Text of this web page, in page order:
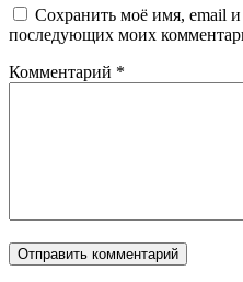
Сохранить моё имя, email и
последующих моих
Комментарий *